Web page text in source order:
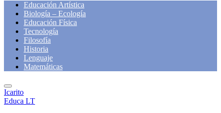
Educación Artística
Biología – Ecología
Educación Física
Tecnología
Filosofía
Historia
Lenguaje
Matemáticas
Icarito
Educa LT